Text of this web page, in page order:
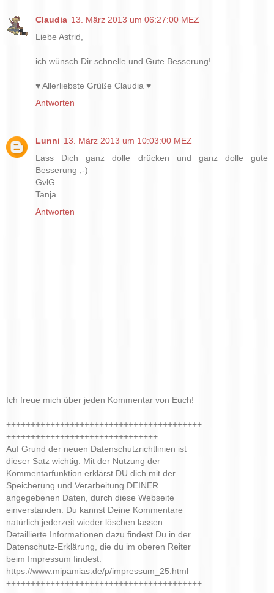
Claudia 13. März 2013 um 06:27:00 MEZ
Liebe Astrid,
ich wünsch Dir schnelle und Gute Besserung!
♥ Allerliebste Grüße Claudia ♥
Antworten
Lunni 13. März 2013 um 10:03:00 MEZ
Lass Dich ganz dolle drücken und ganz dolle gute
Besserung ;-)
GvlG
Tanja
Antworten
Ich freue mich über jeden Kommentar von Euch!
++++++++++++++++++++++++++++++++++++++++
+++++++++++++++++++++++++++++++
Auf Grund der neuen Datenschutzrichtlinien ist
dieser Satz wichtig: Mit der Nutzung der
Kommentarfunktion erklärst DU dich mit der
Speicherung und Verarbeitung DEINER
angegebenen Daten, durch diese Webseite
einverstanden. Du kannst Deine Kommentare
natürlich jederzeit wieder löschen lassen.
Detaillierte Informationen dazu findest Du in der
Datenschutz-Erklärung, die du im oberen Reiter
beim Impressum findest:
https://www.mipamias.de/p/impressum_25.html
++++++++++++++++++++++++++++++++++++++++